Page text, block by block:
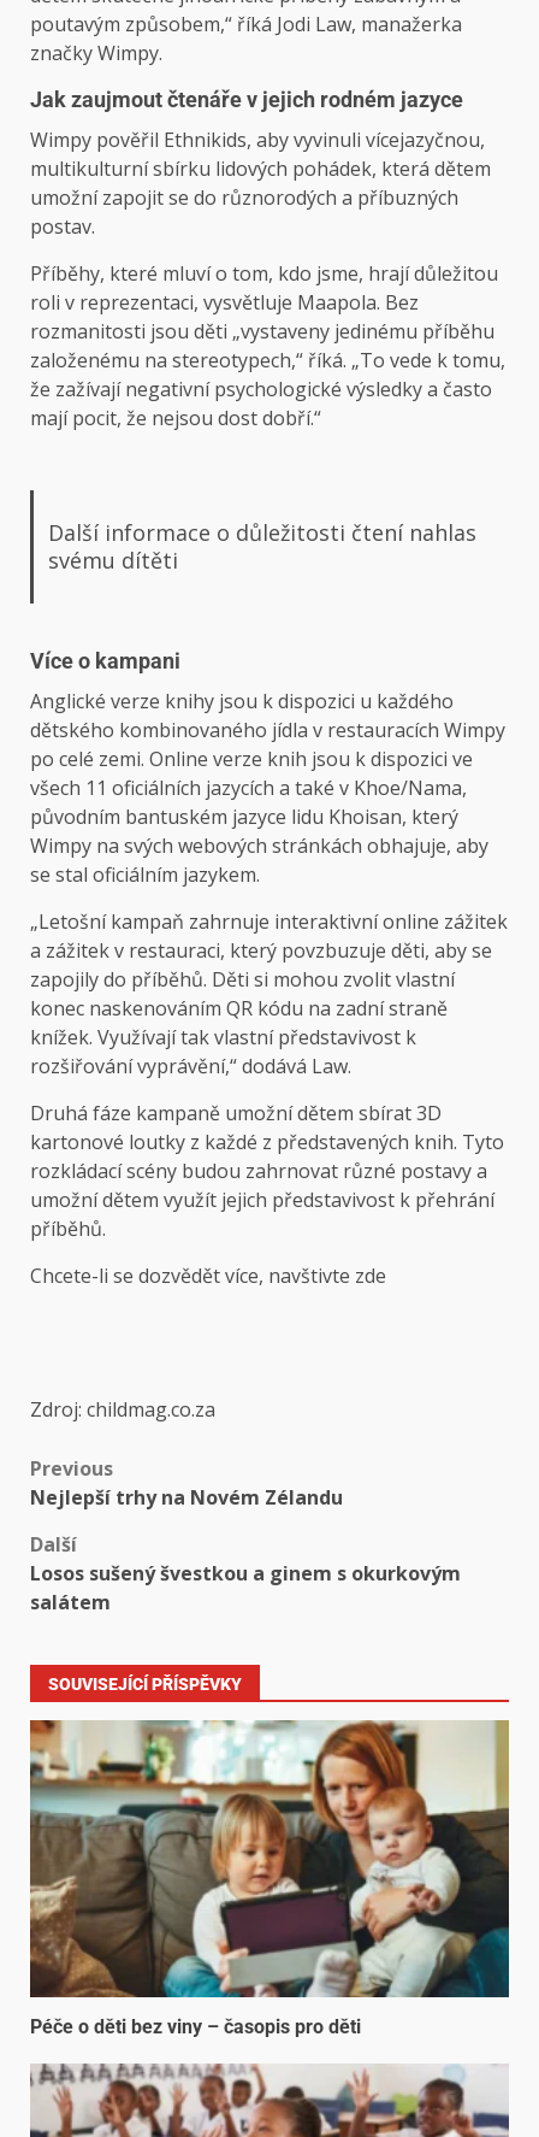
poutavým způsobem,“ říká Jodi Law, manažerka
značky Wimpy.
Jak zaujmout čtenáře v jejich rodném jazyce
Wimpy pověřil Ethnikids, aby vyvinuli vícejazyčnou,
multikulturní sbírku lidových pohádek, která dětem
umožní zapojit se do různorodých a příbuzných
postav.
Příběhy, které mluví o tom, kdo jsme, hrají důležitou
roli v reprezentaci, vysvětluje Maapola. Bez
rozmanitosti jsou děti „vystaveny jedinému příběhu
založenému na stereotypech,“ říká. „To vede k tomu,
že zažívají negativní psychologické výsledky a často
mají pocit, že nejsou dost dobří.“
Další informace o důležitosti čtení nahlas
svému dítěti
Více o kampani
Anglické verze knihy jsou k dispozici u každého
dětského kombinovaného jídla v restauracích Wimpy
po celé zemi. Online verze knih jsou k dispozici ve
všech 11 oficiálních jazycích a také v Khoe/Nama,
původním bantuském jazyce lidu Khoisan, který
Wimpy na svých webových stránkách obhajuje, aby
se stal oficiálním jazykem.
„Letošní kampaň zahrnuje interaktivní online zážitek
a zážitek v restauraci, který povzbuzuje děti, aby se
zapojily do příběhů. Děti si mohou zvolit vlastní
konec naskenováním QR kódu na zadní straně
knížek. Využívají tak vlastní představivost k
rozšiřování vyprávění,“ dodává Law.
Druhá fáze kampaně umožní dětem sbírat 3D
kartonové loutky z každé z představených knih. Tyto
rozkládací scény budou zahrnovat různé postavy a
umožní dětem využít jejich představivost k přehrání
příběhů.
Chcete-li se dozvědět více, navštivte zde
Zdroj: childmag.co.za
Previous
Nejlepší trhy na Novém Zélandu
Další
Losos sušený švestkou a ginem s okurkovým
salátem
SOUVISEJÍCÍ PŘÍSPĚVKY
Péče o děti bez viny – časopis pro děti